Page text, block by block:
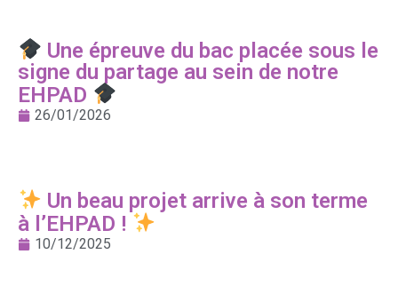
Une épreuve du bac placée sous le
signe du partage au sein de notre
EHPAD
26/01/2026
Un beau projet arrive à son terme
à l’EHPAD !
10/12/2025